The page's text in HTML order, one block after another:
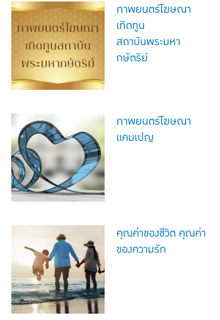
ภาพยนตร์โฆษณา
เทิดทูน
สถาบันพระมหา
กษัตริย์
ภาพยนตร์โฆษณา
แคมเปญ
คุณค่าของชีวิต คุณค่า
ของความรัก